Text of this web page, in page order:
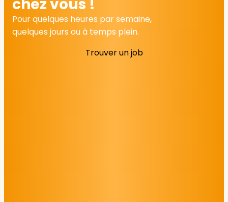
chez vous !
Pour quelques heures par semaine,
quelques jours ou à temps plein.
Trouver un job